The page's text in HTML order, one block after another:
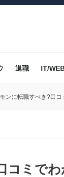
退職 IT/
ンに転職すべき?口
コミで